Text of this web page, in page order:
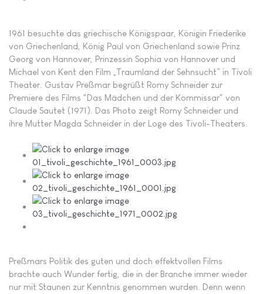
1961 besuchte das griechische Königspaar, Königin Friederike
von Griechenland, König Paul von Griechenland sowie Prinz
Georg von Hannover, Prinzessin Sophia von Hannover und
Michael von Kent den Film „Traumland der Sehnsucht“ in Tivoli
Theater. Gustav Preßmar begrüßt Romy Schneider zur
Premiere des Films "Das Mädchen und der Kommissar" von
Claude Sautet (1971). Das Photo zeigt Romy Schneider und
ihre Mutter Magda Schneider in der Loge des Tivoli-Theaters.
Preßmars Politik des guten und doch effekt­vollen Films
brachte auch Wunder fertig, die in der Branche immer wieder
nur mit Staunen zur Kenntnis genommen wurden. Denn wenn